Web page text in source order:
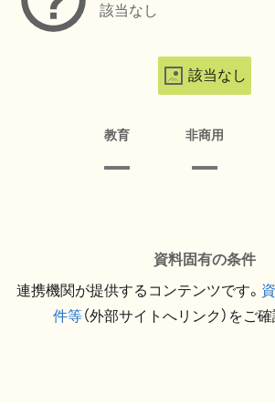
該当なし
該当なし
教育 非商用
資料固有の条件
連携機関が提供するコンテンツです。
件等（外部サイトへリンク）をご